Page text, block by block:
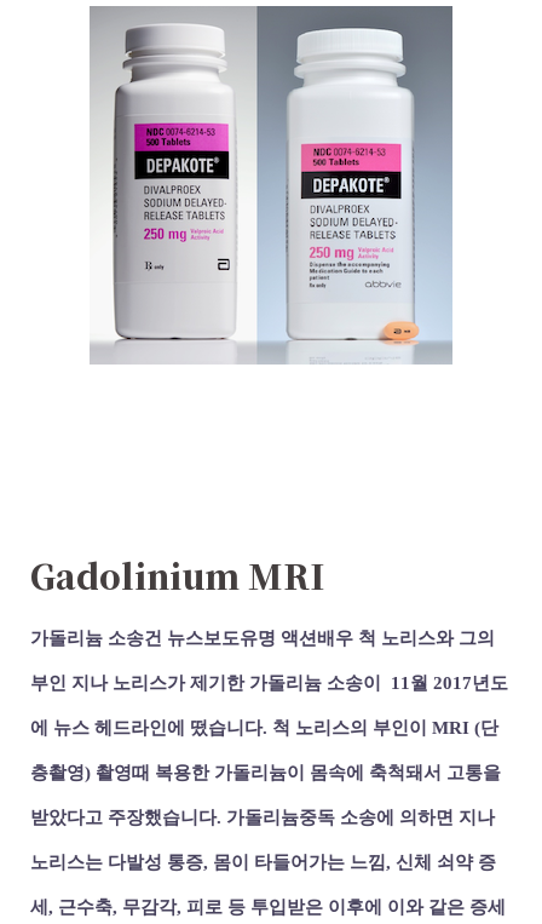
Gadolinium MRI
가돌리늄 소송건 뉴스보도유명 액션배우 척 노리스와 그의
부인 지나 노리스가 제기한 가돌리늄 소송이 11월 2017년도
에 뉴스 헤드라인에 떴습니다. 척 노리스의 부인이 MRI (단
층촬영) 촬영때 복용한 가돌리늄이 몸속에 축척돼서 고통을
받았다고 주장했습니다. 가돌리늄중독 소송에 의하면 지나
노리스는 다발성 통증, 몸이 타들어가는 느낌, 신체 쇠약 증
세, 근수축, 무감각, 피로 등 투입받은 이후에 이와 같은 증세